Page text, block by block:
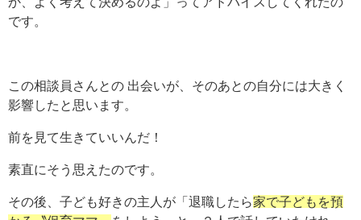
です。
この相談員さんとの 出会いが、そのあとの自分には大きく
影響したと思います。
前を見て生きていいんだ！
素直にそう思えたのです。
その後、 子ども好きの主人が「退職したら家で子どもを預